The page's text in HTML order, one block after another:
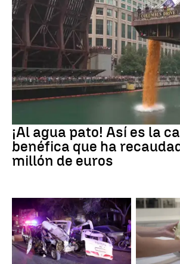
¡Al agua pato! Así es la
benéfica que ha
millón de euros
SIRIA Brote